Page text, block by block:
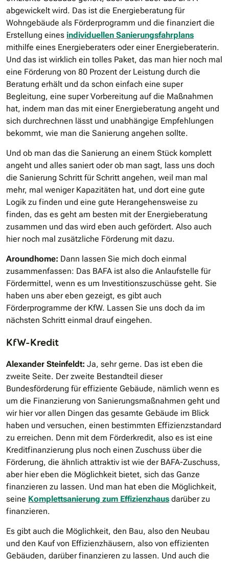
abgewickelt wird. Das ist die Energieberatung für
Wohngebäude als Förderprogramm und die finanziert die
Erstellung eines individuellen Sanierungsfahrplans
mithilfe eines Energieberaters oder einer Energieberaterin.
Und das ist wirklich ein tolles Paket, das man hier noch mal
eine Förderung von 80 Prozent der Leistung durch die
Beratung erhält und da schon einfach eine super
Begleitung, eine super Vorbereitung auf die Maßnahmen
hat, indem man das mit einer Energieberatung angeht und
sich durchrechnen lässt und unabhängige Empfehlungen
bekommt, wie man die Sanierung angehen sollte.
Und ob man das die Sanierung an einem Stück komplett
angeht und alles saniert oder ob man sagt, lass uns doch
die Sanierung Schritt für Schritt angehen, weil man mal
mehr, mal weniger Kapazitäten hat, und dort eine gute
Logik zu finden und eine gute Herangehensweise zu
finden, das es geht am besten mit der Energieberatung
zusammen und das wird eben auch gefördert. Also auch
hier noch mal zusätzliche Förderung mit dazu.
Aroundhome: Dann lassen Sie mich doch einmal
zusammenfassen: Das BAFA ist also die Anlaufstelle für
Fördermittel, wenn es um Investitionszuschüsse geht. Sie
haben uns aber eben gezeigt, es gibt auch
Förderprogramme der KfW. Lassen Sie uns doch da im
nächsten Schritt einmal drauf eingehen.
KfW-Kredit
Alexander Steinfeldt: Ja, sehr gerne. Das ist eben die
zweite Seite. Der zweite Bestandteil dieser
Bundesförderung für effiziente Gebäude, nämlich wenn es
um die Finanzierung von Sanierungsmaßnahmen geht und
wir hier vor allen Dingen das gesamte Gebäude im Blick
haben und versuchen, einen bestimmten Effizienzstandard
zu erreichen. Denn mit dem Förderkredit, also es ist eine
Kreditfinanzierung plus noch einen Zuschuss über die
Förderung, die ähnlich attraktiv ist wie der BAFA-Zuschuss,
aber hier eben die Möglichkeit bietet, sich das Ganze
finanzieren zu lassen. Und man hat eben die Möglichkeit,
seine Komplettsanierung zum Effizienzhaus darüber zu
finanzieren.
Es gibt auch die Möglichkeit, den Bau, also den Neubau
und den Kauf von Effizienzhäusern, also von effizienten
Gebäuden, darüber finanzieren zu lassen. Und auch die